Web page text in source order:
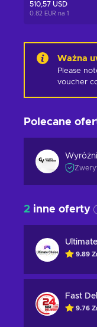
510,57 USD
0.82 EUR na 1
Ważna
Please
voucher
Polecane
2 inne oferty
9.89
Fast
9.76